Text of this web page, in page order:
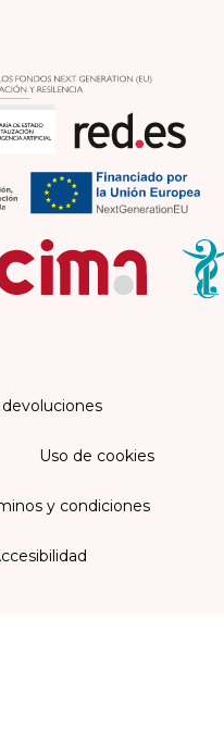
Uso de cookies
y condiciones